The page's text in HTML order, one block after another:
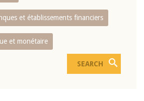
et établissements financiers
et monétaire